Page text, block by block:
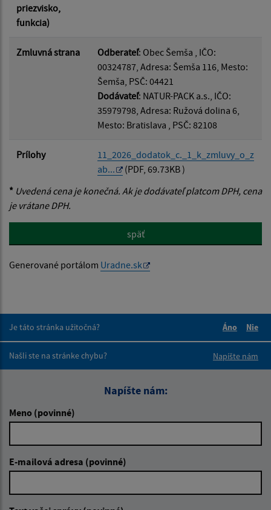
priezvisko,
funkcia)
Zmluvná strana Odberateľ: Obec Šemša , IČO:
00324787, Adresa: Šemša 116, Mesto:
Šemša, PSČ: 04421
Dodávateľ: NATUR-PACK a.s., IČO:
35979798, Adresa: Ružová dolina 6,
Mesto: Bratislava , PSČ: 82108
Prílohy
11_2026_dodatok_c._1_k_zmluvy_o_z
ab...
(PDF, 69.73KB )
* Uvedená cena je konečná. Ak je dodávateľ platcom DPH, cena
je vrátane DPH.
späť
Generované portálom Uradne.sk
Je táto stránka užitočná?
Áno
Nie
Našli ste na stránke chybu?
Napíšte nám
Napíšte nám:
Meno (povinné)
E-mailová adresa (povinné)